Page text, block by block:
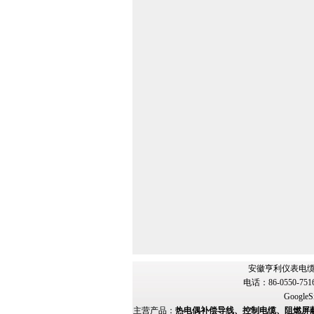
安徽亨利仪表电
电话：86-0550-
主营产品： 热电偶补偿导线、控制电缆、阻燃